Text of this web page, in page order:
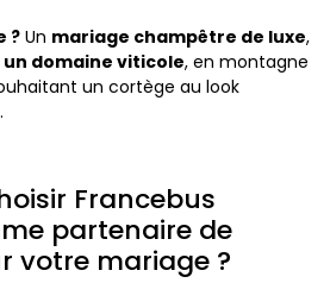
?Un mariage champêtre de luxe,
domaine viticole, en montagne
un cortège au look
Francebus
partenaire de
votre mariage ?